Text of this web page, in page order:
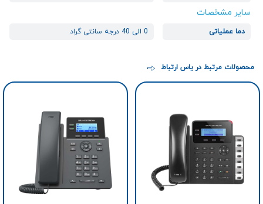
سایر مشخصات
دما عملیاتی 0 الی 40 درجه سانتی گراد
محصولات مرتبط در یاس ارتباط